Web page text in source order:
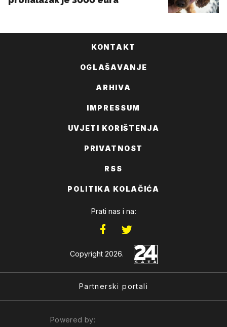
KONTAKT
OGLAŠAVANJE
ARHIVA
IMPRESSUM
UVJETI KORIŠTENJA
PRIVATNOST
RSS
POLITIKA KOLAČIĆA
Prati nas i na:
Copyright 2026.
Partnerski portali
Powered by: